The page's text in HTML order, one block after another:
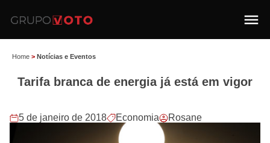
Home > Notícias e Eventos
Tarifa branca de energia já está em vigor
5 de janeiro de 2018 Economia Rosane